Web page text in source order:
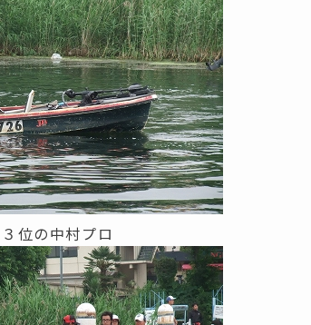
位の中村プロ